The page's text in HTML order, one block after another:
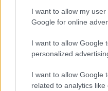
I want to allow my
Google for online
I want to allow Google
personalized
I want to allow Google
related to analytics
#kolinda grabar
#Evropska unija
#Kolinda Grabar -